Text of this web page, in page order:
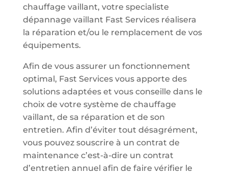
chauffage vaillant, votre specialiste
dépannage vaillant Fast Services réalisera
la réparation et/ou le remplacement de vos
équipements.
Afin de vous assurer un fonctionnement
optimal, Fast Services vous apporte des
solutions adaptées et vous conseille dans le
choix de votre système de chauffage
vaillant, de sa réparation et de son
entretien. Afin d’éviter tout désagrément,
vous pouvez souscrire à un contrat de
maintenance c’est-à-dire un contrat
d’entretien annuel afin de faire vérifier le